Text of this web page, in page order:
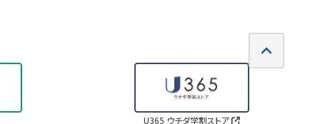
U365 ウチダ学割ストア